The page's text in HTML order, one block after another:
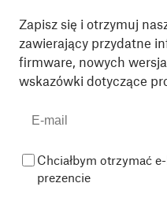
Zapisz się i otrzymuj
zawierający przydatne
firmware, nowych
wskazówki dotyczące
Chciałbym otrzymać
prezencie